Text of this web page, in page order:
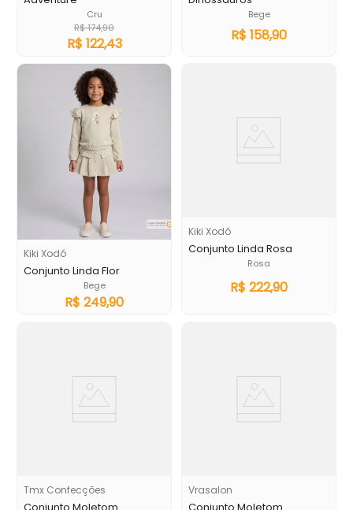
Cru
R$174,90
R$ 122,43
Bege
R$ 158,90
Kiki Xodó
Conjunto Linda Flor
Bege
R$ 249,90
Kiki Xodó
Conjunto Linda Rosa
Rosa
R$ 222,90
Tmx Confecções Vrasalon